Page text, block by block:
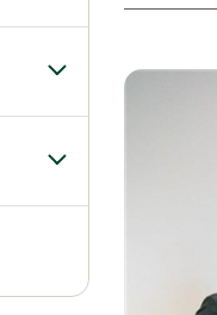
Alternar el
Alternar el